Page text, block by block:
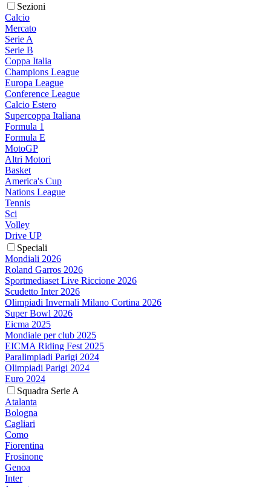
Sezioni
Calcio
Mercato
Serie A
Serie B
Coppa Italia
Champions League
Europa League
Conference League
Calcio Estero
Supercoppa Italiana
Formula 1
Formula E
MotoGP
Altri Motori
Basket
America's Cup
Nations League
Tennis
Sci
Volley
Drive UP
Speciali
Mondiali 2026
Roland Garros 2026
Sportmediaset Live Riccione 2026
Scudetto Inter 2026
Olimpiadi Invernali Milano Cortina 2026
Super Bowl 2026
Eicma 2025
Mondiale per club 2025
EICMA Riding Fest 2025
Paralimpiadi Parigi 2024
Olimpiadi Parigi 2024
Euro 2024
Squadra Serie A
Atalanta
Bologna
Cagliari
Como
Fiorentina
Frosinone
Genoa
Inter